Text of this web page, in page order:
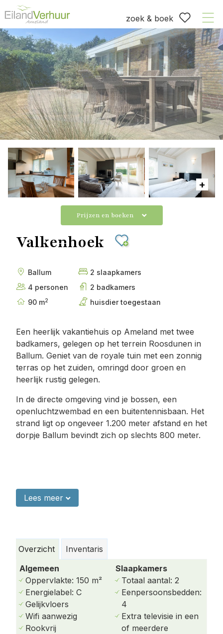
zoek & boek
Prijzen en boeken
Valkenhoek
Ballum
2 slaapkamers
4 personen
2 badkamers
90 m2 huisdier toegestaan
Een heerlijk vakantiehuis op Ameland met twee
badkamers, gelegen op het terrein Roosdunen in
Ballum. Geniet van de royale tuin met een zonnig
terras op het zuiden, omringd door groen en
heerlijk rustig gelegen.
In de directe omgeving vind je bossen, een
openluchtzwembad en een buitentennisbaan. Het
strand ligt op ongeveer 1.200 meter afstand en het
dorpje Ballum bevindt zich op slechts 800 meter.
Indeling van het huis
deur naar het terras. De open keuken is compleet
uitgerust en voorzien van alle gemakken,
waaronder een vaatwasser, oven, gasfornuis,
waterkoker en koffiezetapparaat.
Dit vakantiehuis op Ameland beschikt over twee
slaapkamers, waarvan één met een extra televisie.
Daarnaast zijn er twee badkamers:
Lees meer
Overzicht
Inventaris
Algemeen
Oppervlakte: 150 m²
Energielabel: C
Gelijkvloers
Wifi aanwezig
Rookvrij
Slaapkamers
Totaal aantal: 2
Eenpersoonsbedden:
4
Extra televisie in een
of meerdere